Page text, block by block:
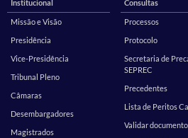
Institucional
Missão e Visão
Presidência
Vice-Presidência
Tribunal Pleno
Câmaras
Desembargadores
Magistrados
Consultas
Processos
Protocolo
Secretaria de
SEPREC
Precedentes
Lista de Peritos
Validar